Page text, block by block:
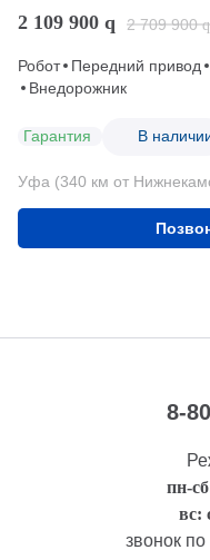
2 109 900 q 2 709 900 q
Робот Передний привод
Внедорожник
Гарантия В
Уфа (340 км от
8-
пн-
вс:
звонок